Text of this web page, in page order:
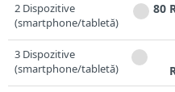
2 Dispozitive
(smartphone/tabletă)
80
3 Dispozitive
(smartphone/tabletă)